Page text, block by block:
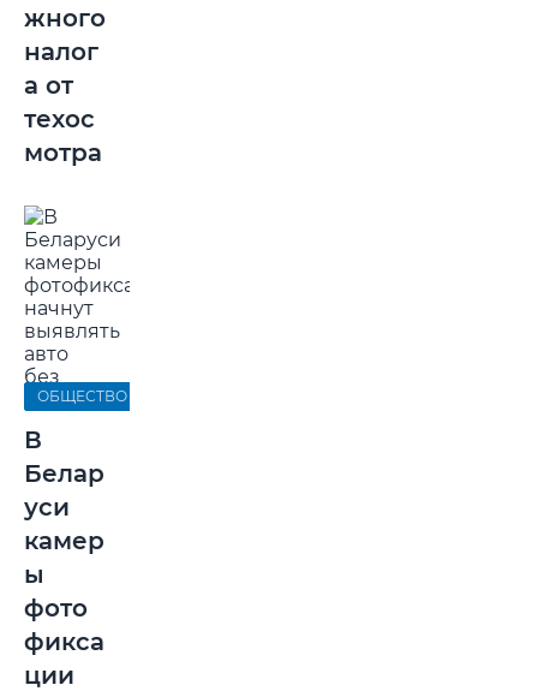
жного
налог
а от
техос
мотра
ОБЩЕСТВО
В
Белар
уси
камер
ы
фото
фикса
ции